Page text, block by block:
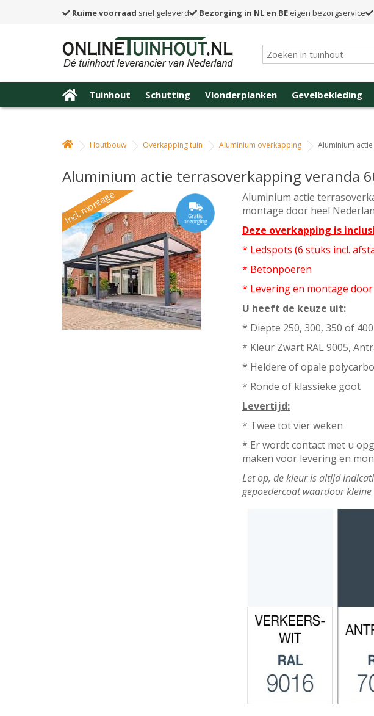
Ruime voorraad snel geleverd Bezorging in NL en BE eigen bezorgservice
Tuinhout Schutting Vlonderplanken Gevelbekleding
Houtbouw Overkapping tuin Aluminium overkapping Aluminium
Aluminium actie terrasoverkapping veranda
Incl. montage
Aluminium actie
montage door heel
Deze overkapping is
* Ledspots (6 stuks incl.
* Betonpoeren
* Levering en montage
U heeft de keuze uit:
* Diepte 250, 300, 350 of
* Kleur Zwart RAL 9005,
* Heldere of opale
* Ronde of klassieke goot
Levertijd:
* Twee tot vier weken
* Er wordt contact met u
maken voor levering en
Let op, de kleur is altijd
gepoedercoat waardoor